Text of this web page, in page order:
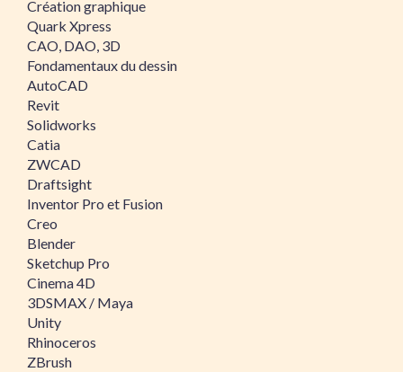
Création graphique
Quark Xpress
CAO, DAO, 3D
Fondamentaux du dessin
AutoCAD
Revit
Solidworks
Catia
ZWCAD
Draftsight
Inventor Pro et Fusion
Creo
Blender
Sketchup Pro
Cinema 4D
3DSMAX / Maya
Unity
Rhinoceros
ZBrush